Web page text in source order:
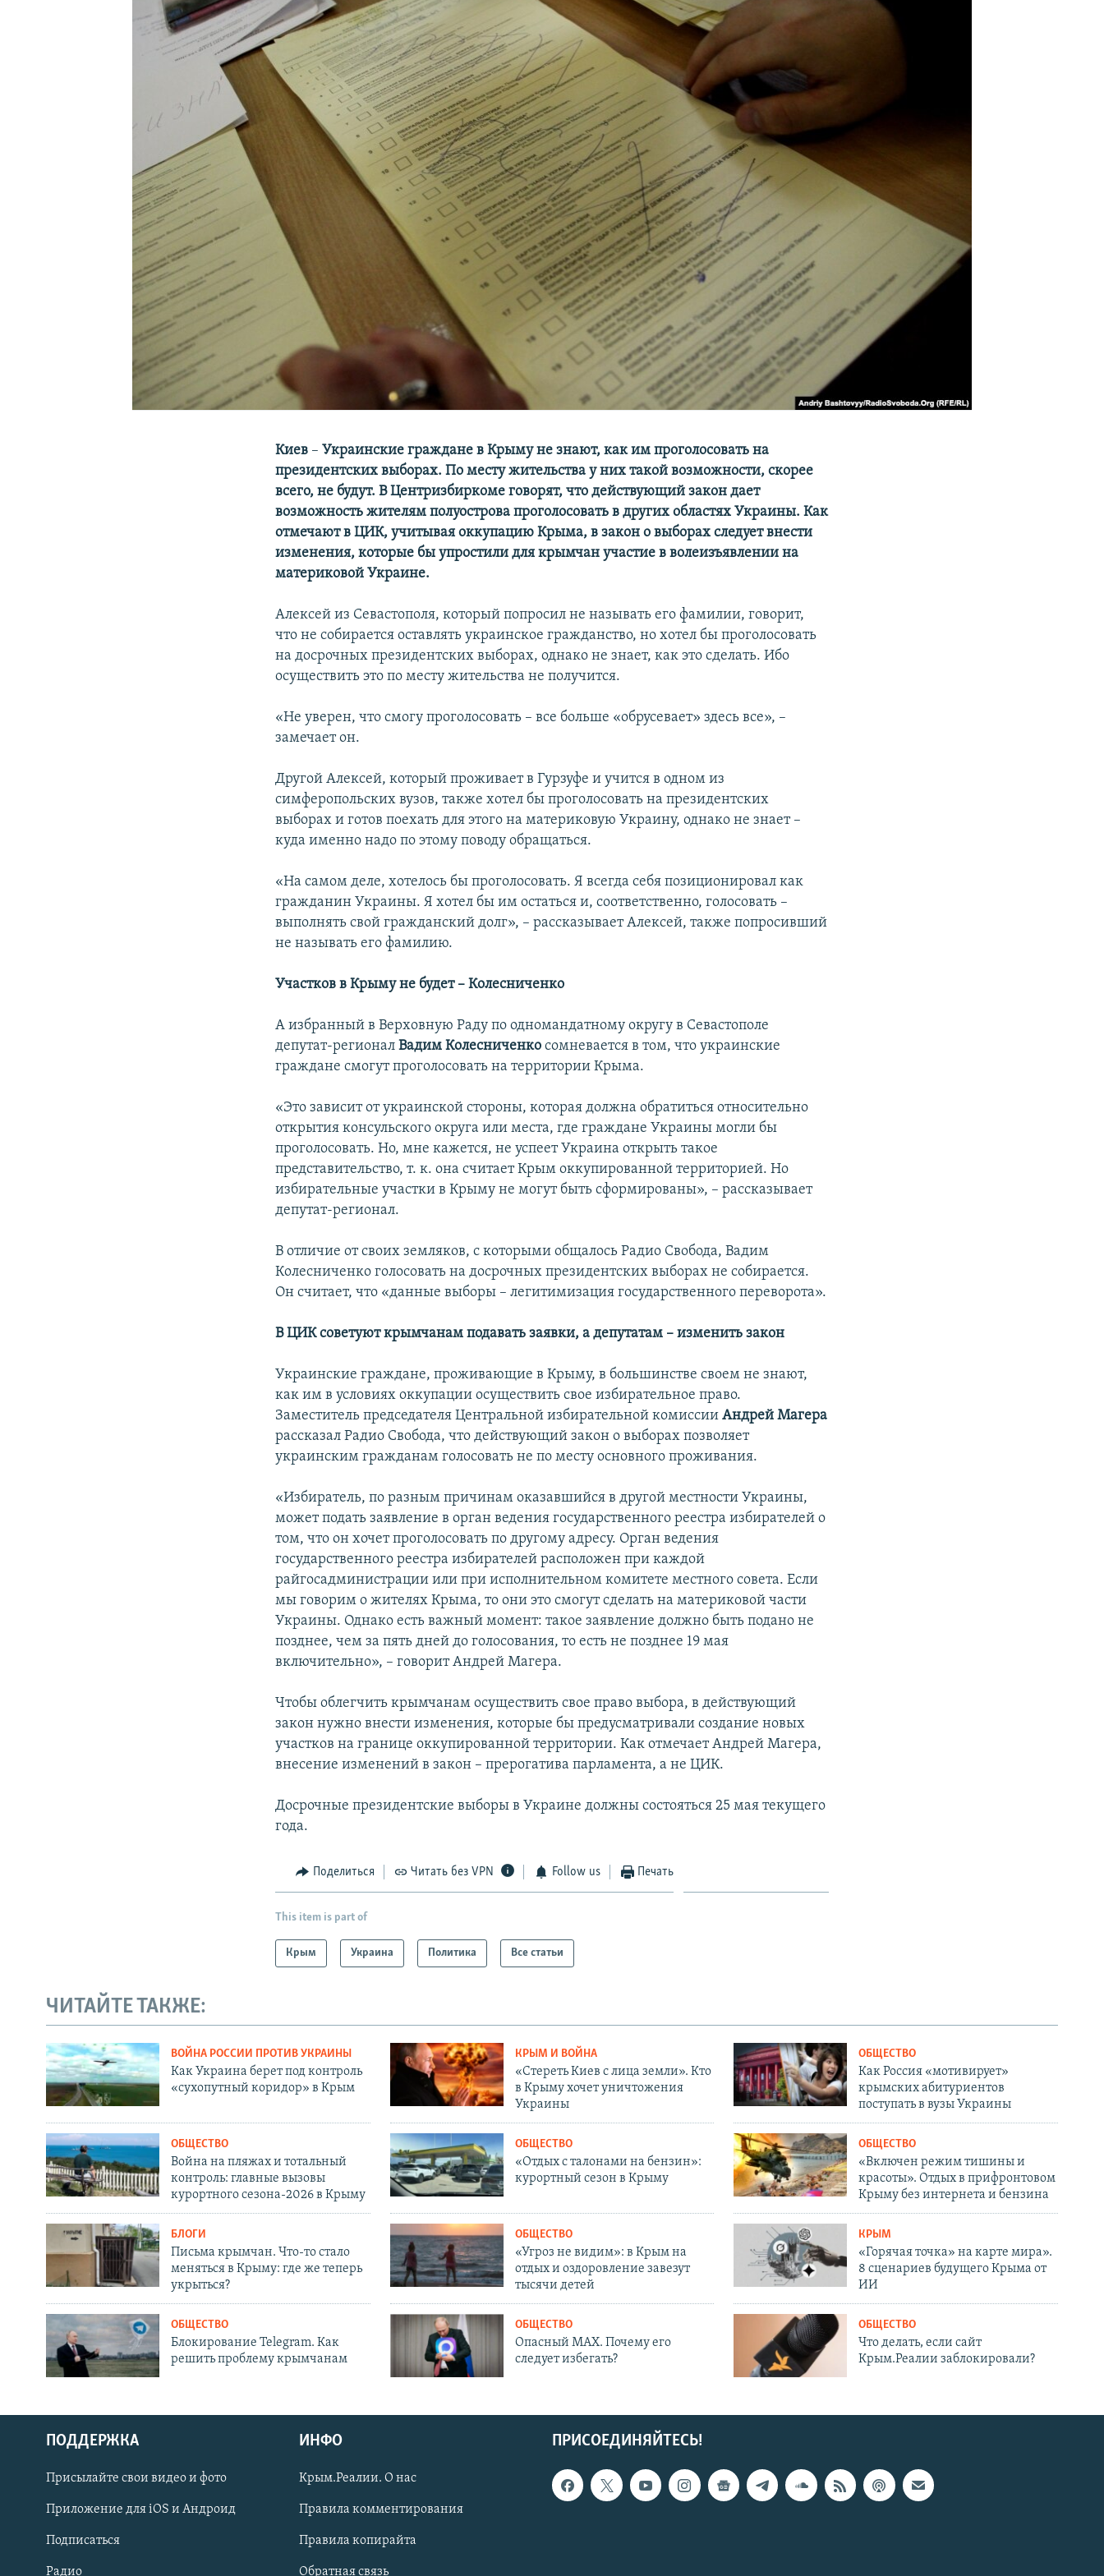
Українською
Qırımtatar
ПРИСОЕДИНЯЙТЕСЬ!
Киев –Украинские граждане в Крыму не знают, как им проголосовать на
президентских выборах. По месту жительства у них такой возможности, скорее
всего, не будут. В Центризбиркоме говорят, что действующий закон дает
возможность жителям полуострова проголосовать в других областях Украины. Как
отмечают в ЦИК, учитывая оккупацию Крыма, в закон о выборах следует внести
изменения, которые бы упростили для крымчан участие в волеизъявлении на
материковой Украине.
Алексей из Севастополя, который попросил не называть его фамилии, говорит,
что не собирается оставлять украинское гражданство, но хотел бы проголосовать
на досрочных президентских выборах, однако не знает, как это сделать. Ибо
осуществить это по месту жительства не получится.
«Не уверен, что смогу проголосовать – все больше «обрусевает» здесь все», –
замечает он.
Другой Алексей, который проживает в Гурзуфе и учится в одном из
симферопольских вузов, также хотел бы проголосовать на президентских
выборах и готов поехать для этого на материковую Украину, однако не знает –
куда именно надо по этому поводу обращаться.
«На самом деле, хотелось бы проголосовать. Я всегда себя позиционировал как
гражданин Украины. Я хотел бы им остаться и, соответственно, голосовать –
выполнять свой гражданский долг», – рассказывает Алексей, также попросивший
не называть его фамилию.
Участков в Крыму не будет – Колесниченко
А избранный в Верховную Раду по одномандатному округу в Севастополе
депутат-регионалВадим Колесниченко сомневается в том, что украинские
граждане смогут проголосовать на территории Крыма.
«Это зависит от украинской стороны, которая должна обратиться относительно
открытия консульского округа или места, где граждане Украины могли бы
проголосовать. Но, мне кажется, не успеет Украина открыть такое
представительство, т. к. она считает Крым оккупированной территорией. Но
избирательные участки в Крыму не могут быть сформированы», – рассказывает
депутат-регионал.
В отличие от своих земляков, с которыми общалось Радио Свобода, Вадим
Колесниченко голосовать на досрочных президентских выборах не собирается.
Он считает, что «данные выборы – легитимизация государственного переворота».
В ЦИК советуют крымчанам подавать заявки, а депутатам – изменить закон
Украинские граждане, проживающие в Крыму, в большинстве своем не знают,
как им в условиях оккупации осуществить свое избирательное право.
Заместитель председателя Центральной избирательной комиссииАндрей Магера
рассказал Радио Свобода, что действующий закон о выборах позволяет
украинским гражданам голосовать не по месту основного проживания.
«Избиратель, по разным причинам оказавшийся в другой местности Украины,
может подать заявление в орган ведения государственного реестра избирателей о
том, что он хочет проголосовать по другому адресу. Орган ведения
государственного реестра избирателей расположен при каждой
райгосадминистрации или при исполнительном комитете местного совета. Если
мы говорим о жителях Крыма, то они это смогут сделать на материковой части
Украины. Однако есть важный момент: такое заявление должно быть подано не
позднее, чем за пять дней до голосования, то есть не позднее 19 мая
включительно», – говорит Андрей Магера.
Чтобы облегчить крымчанам осуществить свое право выбора, в действующий
закон нужно внести изменения, которые бы предусматривали создание новых
участков на границе оккупированной территории. Как отмечает Андрей Магера,
внесение изменений в закон – прерогатива парламента, а не ЦИК.
Досрочные президентские выборы в Украине должны состояться 25 мая текущего
года.
Поделиться Читать без VPN Follow us Печать
This item is part of
Крым Украина Политика Все статьи
ЧИТАЙТЕ ТАКЖЕ:
ВОЙНА РОССИИ ПРОТИВ УКРАИНЫ
Как Украина берет под контроль
«сухопутный коридор» в Крым
КРЫМ И ВОЙНА
«Стереть Киев с лица земли». Кто
в Крыму хочет уничтожения
Украины
ОБЩЕСТВО
Как Россия «мотивирует»
крымских абитуриентов
поступать в вузы Украины
ОБЩЕСТВО
Война на пляжах и тотальный
контроль: главные вызовы
курортного сезона-2026 в Крыму
ОБЩЕСТВО
«Отдых с талонами на бензин»:
курортный сезон в Крыму
ОБЩЕСТВО
«Включен режим тишины и
красоты». Отдых в прифронтовом
Крыму без интернета и бензина
БЛОГИ
Письма крымчан. Что-то стало
меняться в Крыму: где же теперь
укрыться?
ОБЩЕСТВО
«Угроз не видим»: в Крым на
отдых и оздоровление завезут
тысячи детей
КРЫМ
«Горячая точка» на карте мира».
8 сценариев будущего Крыма от
ИИ
ОБЩЕСТВО
Блокирование Telegram. Как
решить проблему крымчанам
ОБЩЕСТВО
Опасный MAX. Почему его
следует избегать?
ОБЩЕСТВО
Что делать, если сайт
Крым.Реалии заблокировали?
ПРИСОЕДИНЯЙТЕСЬ!
ПОДДЕРЖКА
Присылайте свои видео и фото
Приложение для iOS и Андроид
Подписаться
Радио
ИНФО
Крым.Реалии. О нас
Правила комментирования
Правила копирайта
Обратная связь